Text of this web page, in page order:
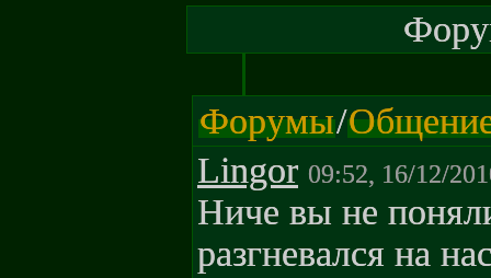
Форумы/
Lingor 09:52, 16/12/
Ниче вы не
разгневался на